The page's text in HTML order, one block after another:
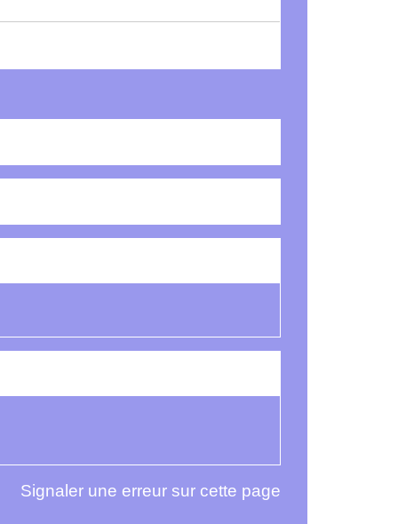
Signaler une erreur sur cette page